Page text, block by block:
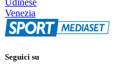
Venezia
Seguici su